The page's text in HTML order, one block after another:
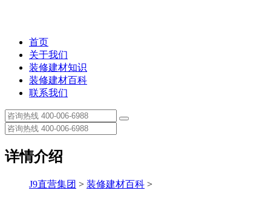
首页
关于我们
装修建材知识
装修建材百科
联系我们
详情介绍
J9直营集团 > 装修建材百科 >